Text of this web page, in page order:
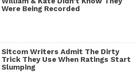
Were Being Recorded
Sitcom Writers Admit The Dirty
Trick They Use When Ratings Start
Slumping